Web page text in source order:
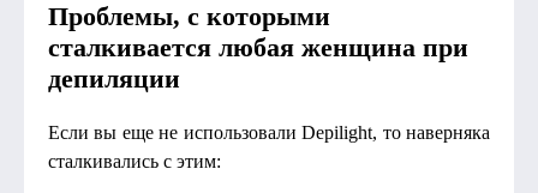
Проблемы, с которыми
сталкивается любая женщина при
депиляции
Если вы еще не использовали Depilight, то наверняка
сталкивались с этим: